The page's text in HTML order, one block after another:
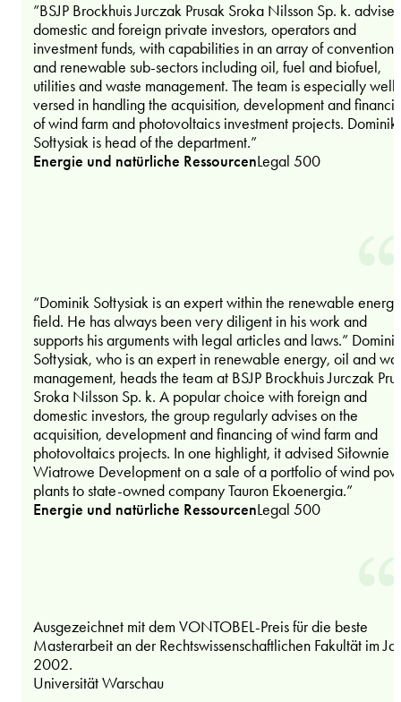
”BSJP Brockhuis Jurczak Prusak Sroka Nilsson Sp. k. advises
domestic and foreign private investors, operators and
investment funds, with capabilities in an array of
and renewable sub-sectors including oil, fuel and biofuel,
utilities and waste management. The team is especially well-
versed in handling the acquisition, development and
of wind farm and photovoltaics investment projects. Dominik
Sołtysiak is head of the department.”
Energie und natürliche RessourcenLegal 500
“Dominik Sołtysiak is an expert within the renewable energy
field. He has always been very diligent in his work and
supports his arguments with legal articles and laws.” Dominik
Sołtysiak, who is an expert in renewable energy, oil and
management, heads the team at BSJP Brockhuis Jurczak
Sroka Nilsson Sp. k. A popular choice with foreign and
domestic investors, the group regularly advises on the
acquisition, development and financing of wind farm and
photovoltaics projects. In one highlight, it advised Siłownie
Wiatrowe Development on a sale of a portfolio of wind
plants to state-owned company Tauron Ekoenergia.”
Energie und natürliche RessourcenLegal 500
Ausgezeichnet mit dem VONTOBEL-Preis für die beste
Masterarbeit an der Rechtswissenschaftlichen Fakultät im
2002.
Universität Warschau